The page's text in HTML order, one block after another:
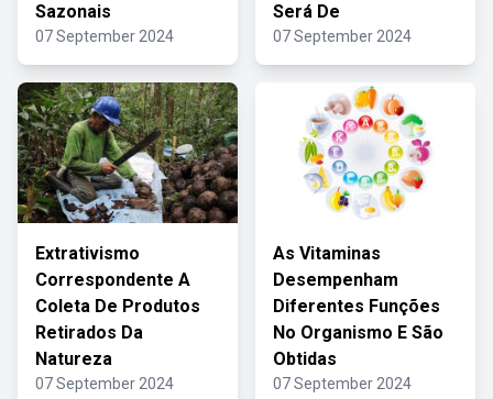
Sazonais
07 September 2024
Será De
07 September 2024
Extrativismo
Correspondente A
Coleta De Produtos
Retirados Da
Natureza
07 September 2024
As Vitaminas
Desempenham
Diferentes Funções
No Organismo E São
Obtidas
07 September 2024